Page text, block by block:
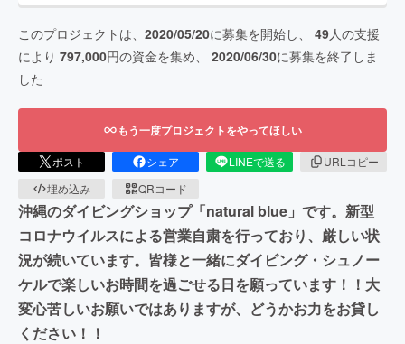
このプロジェクトは、 2020/05/20に募集を開始し、 49人の支援
により 797,000円の資金を集め、 2020/06/30に募集を終了しま
した
もう一度プロジェクトをやってほしい
ポスト シェア LINEで送る
URLコピー
埋め込み
QRコード
沖縄のダイビングショップ「natural blue」です。新型
コロナウイルスによる営業自粛を行っており、厳しい状
況が続いています。皆様と一緒にダイビング・シュノー
ケルで楽しいお時間を過ごせる日を願っています！！大
変心苦しいお願いではありますが、どうかお力をお貸し
ください！！